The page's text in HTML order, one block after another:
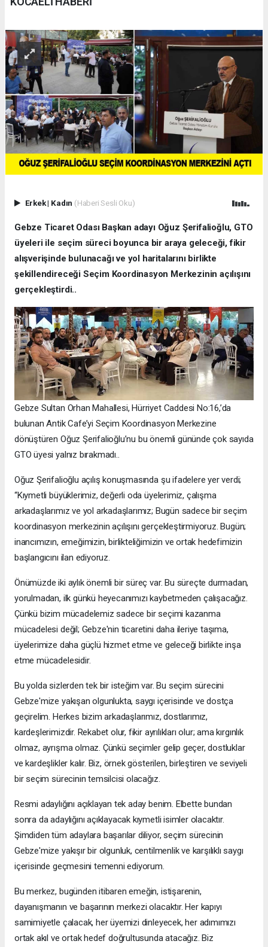
Erkek| Kadın (Haberi Sesli Oku)
Gebze Ticaret Odası Başkan adayı Oğuz Şerifalioğlu, GTO
üyeleri ile seçim süreci boyunca bir araya geleceği, fikir
alışverişinde bulunacağı ve yol haritalarını birlikte
şekillendireceği Seçim Koordinasyon Merkezinin açılışını
gerçekleştirdi..
Gebze Sultan Orhan Mahallesi, Hürriyet Caddesi No:16,’da
bulunan Antik Cafe’yi Seçim Koordinasyon Merkezine
dönüştüren Oğuz Şerifalioğlu’nu bu önemli gününde çok sayıda
GTO üyesi yalnız bırakmadı..
Oğuz Şerifalioğlu açılış konuşmasında şu ifadelere yer verdi;
“Kıymetli büyüklerimiz, değerli oda üyelerimiz, çalışma
arkadaşlarımız ve yol arkadaşlarımız; Bugün sadece bir seçim
koordinasyon merkezinin açılışını gerçekleştirmiyoruz. Bugün;
inancımızın, emeğimizin, birlikteliğimizin ve ortak hedefimizin
başlangıcını ilan ediyoruz.
Önümüzde iki aylık önemli bir süreç var. Bu süreçte durmadan,
yorulmadan, ilk günkü heyecanımızı kaybetmeden çalışacağız.
Çünkü bizim mücadelemiz sadece bir seçimi kazanma
mücadelesi değil; Gebze'nin ticaretini daha ileriye taşıma,
üyelerimize daha güçlü hizmet etme ve geleceği birlikte inşa
etme mücadelesidir.
Bu yolda sizlerden tek bir isteğim var. Bu seçim sürecini
Gebze'mize yakışan olgunlukta, saygı içerisinde ve dostça
geçirelim. Herkes bizim arkadaşlarımız, dostlarımız,
kardeşlerimizdir. Rekabet olur, fikir ayrılıkları olur; ama kırgınlık
olmaz, ayrışma olmaz. Çünkü seçimler gelip geçer, dostluklar
ve kardeşlikler kalır. Biz, örnek gösterilen, birleştiren ve seviyeli
bir seçim sürecinin temsilcisi olacağız.
Resmi adaylığını açıklayan tek aday benim. Elbette bundan
sonra da adaylığını açıklayacak kıymetli isimler olacaktır.
Şimdiden tüm adaylara başarılar diliyor, seçim sürecinin
Gebze'mize yakışır bir olgunluk, centilmenlik ve karşılıklı saygı
içerisinde geçmesini temenni ediyorum.
Bu merkez, bugünden itibaren emeğin, istişarenin,
dayanışmanın ve başarının merkezi olacaktır. Her kapıyı
samimiyetle çalacak, her üyemizi dinleyecek, her adımımızı
ortak akıl ve ortak hedef doğrultusunda atacağız. Biz